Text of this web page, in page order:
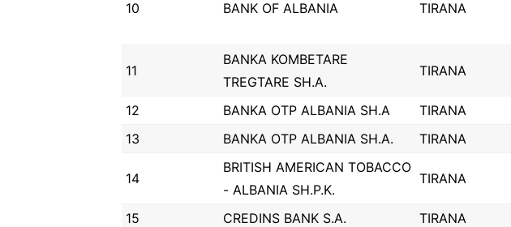
10 BANK OF ALBANIA TIRANA
11
BANKA KOMBETARE
TREGTARE SH.A.
TIRANA
12 BANKA OTP ALBANIA SH.A TIRANA
13
BANKA OTP ALBANIA SH.A. TIRANA
14
BRITISH AMERICAN TOBACCO
- ALBANIA SH.P.K.
TIRANA
15 CREDINS BANK S.A. TIRANA